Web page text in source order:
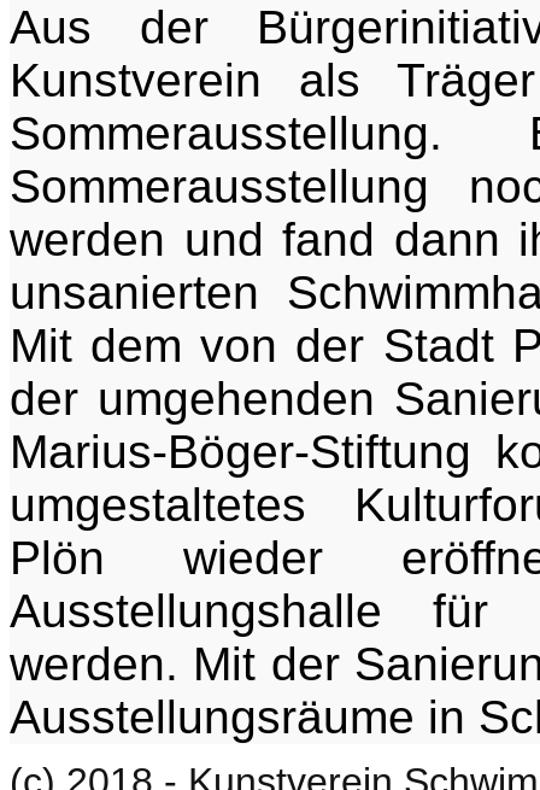
Aus der
Kunstverein als
Sommerausstellung
werden und fand dann
unsanierten
Mit dem von der Stadt
der umgehenden
Marius-Böger-Stiftung
umgestaltetes
Plön wieder
Ausstellungshalle für
werden. Mit der
Ausstellungsräume in